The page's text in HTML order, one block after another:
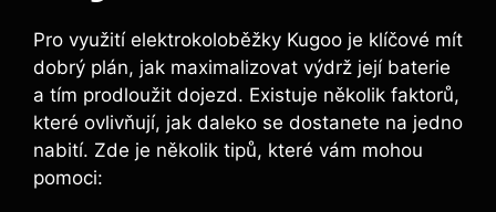
Pro využití elektrokoloběžky Kugoo je klíčové mít
dobrý plán, jak maximalizovat výdrž její baterie
a tím prodloužit dojezd. Existuje několik faktorů,
které ovlivňují, jak daleko se dostanete na jedno
nabití. Zde je několik tipů, které vám mohou
pomoci: